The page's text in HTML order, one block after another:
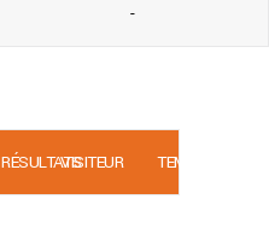
-
RÉSULTATSVISITEUR TEMPS